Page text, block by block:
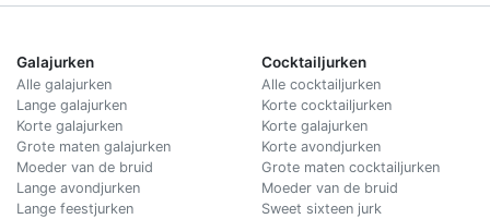
Galajurken
Alle galajurken
Lange galajurken
Korte galajurken
Grote maten galajurken
Moeder van de bruid
Lange avondjurken
Lange feestjurken
Cocktailjurken
Alle cocktailjurken
Korte cocktailjurken
Korte galajurken
Korte avondjurken
Grote maten cocktailjurken
Moeder van de bruid
Sweet sixteen jurk